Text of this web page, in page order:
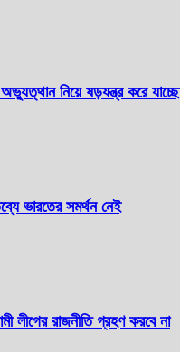
নিয়ে ষড়যন্ত্র করে যাচ্ছে
ভারতের সমর্থন নেই
লীগের রাজনীতি গ্রহণ করবে না